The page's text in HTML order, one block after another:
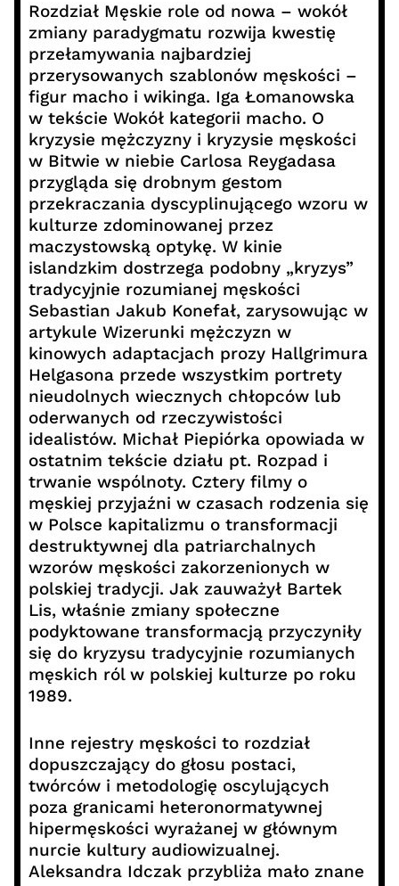
Rozdział Męskie role od nowa – wokół
zmiany paradygmatu rozwija kwestię
przełamywania najbardziej
przerysowanych szablonów męskości –
figur macho i wikinga. Iga Łomanowska
w tekście Wokół kategorii macho. O
kryzysie mężczyzny i kryzysie męskości
w Bitwie w niebie Carlosa Reygadasa
przygląda się drobnym gestom
przekraczania dyscyplinującego wzoru w
kulturze zdominowanej przez
maczystowską optykę. W kinie
islandzkim dostrzega podobny „kryzys”
tradycyjnie rozumianej męskości
Sebastian Jakub Konefał, zarysowując w
artykule Wizerunki mężczyzn w
kinowych adaptacjach prozy Hallgrimura
Helgasona przede wszystkim portrety
nieudolnych wiecznych chłopców lub
oderwanych od rzeczywistości
idealistów. Michał Piepiórka opowiada w
ostatnim tekście działu pt. Rozpad i
trwanie wspólnoty. Cztery filmy o
męskiej przyjaźni w czasach rodzenia się
w Polsce kapitalizmu o transformacji
destruktywnej dla patriarchalnych
wzorów męskości zakorzenionych w
polskiej tradycji. Jak zauważył Bartek
Lis, właśnie zmiany społeczne
podyktowane transformacją przyczyniły
się do kryzysu tradycyjnie rozumianych
męskich ról w polskiej kulturze po roku
1989.
Inne rejestry męskości to rozdział
dopuszczający do głosu postaci,
twórców i metodologię oscylujących
poza granicami heteronormatywnej
hipermęskości wyrażanej w głównym
nurcie kultury audiowizualnej.
Aleksandra Idczak przybliża mało znane